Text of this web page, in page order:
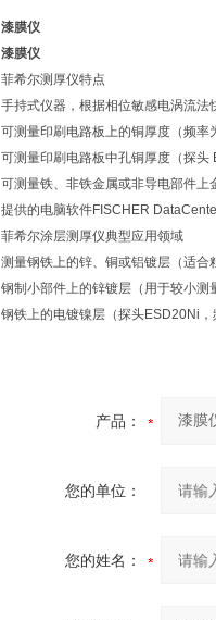
漆膜仪
漆膜仪
菲希尔测厚仪特点
手持式仪器，根据相位敏感电涡流
可测量印刷电路板上的铜厚度（频率
可测量印刷电路板中孔铜厚度（探头
可测量铁、非铁金属或非导电部件上
提供的电脑软件FISCHER
菲希尔涂层测厚仪典型应用领域
测量钢铁上的锌、铜或铝镀层（适合
钢制小部件上的锌镀层（用于较小测
钢铁上的电镀镍层（探头ESD20Ni
产品：
您的单位：
您的姓名：